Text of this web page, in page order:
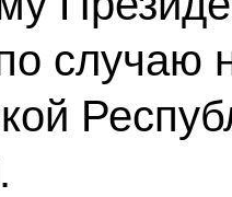
случаю